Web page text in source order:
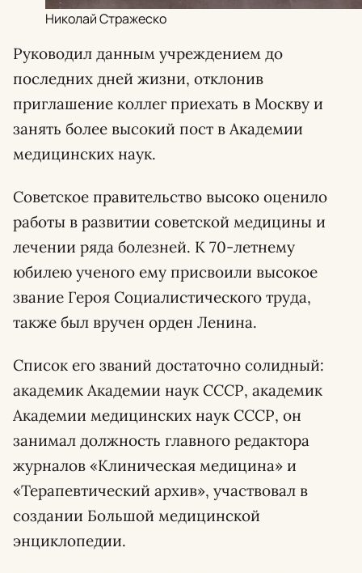
Николай Стражеско
Руководил данным учреждением до
последних дней жизни, отклонив
приглашение коллег приехать в Москву и
занять более высокий пост в Академии
медицинских наук.
Советское правительство высоко оценило
работы в развитии советской медицины и
лечении ряда болезней. К 70-летнему
юбилею ученого ему присвоили высокое
звание Героя Социалистического труда,
также был вручен орден Ленина.
Список его званий достаточно солидный:
академик Академии наук СССР, академик
Академии медицинских наук СССР, он
занимал должность главного редактора
журналов «Клиническая медицина» и
«Терапевтический архив», участвовал в
создании Большой медицинской
энциклопедии.